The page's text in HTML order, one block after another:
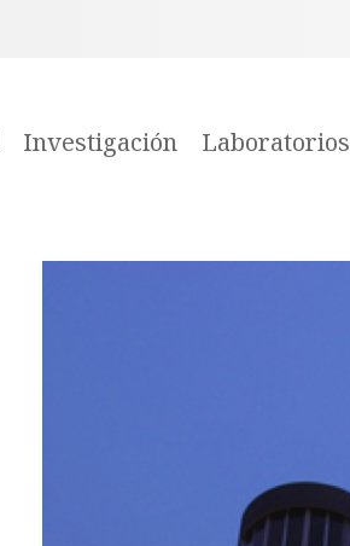
Investigación
Laboratorios